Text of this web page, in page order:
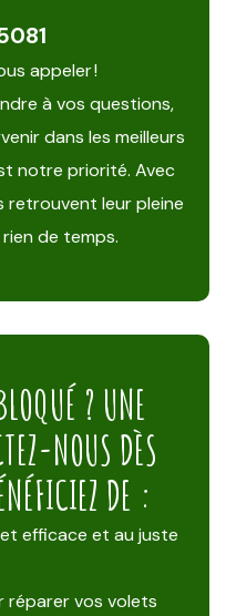
appeler !
à vos questions,
dans les meilleurs
notre priorité. Avec
retrouvent leur pleine
de temps.
? UNE
NOUS DÈS
DE :
efficace et au juste
réparer vos volets